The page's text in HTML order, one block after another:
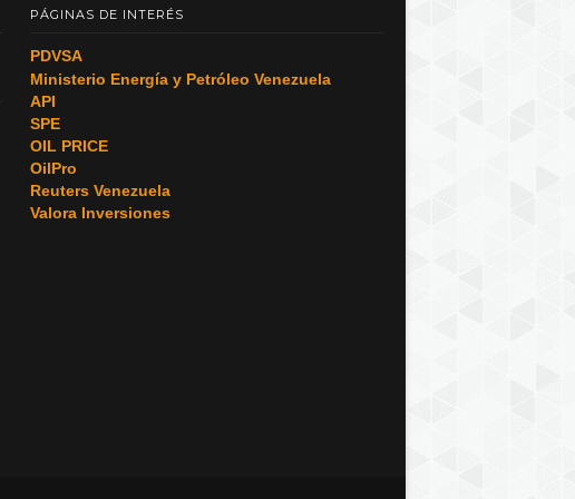
PÁGINAS DE INTERÉS
PDVSA
Ministerio Energía y Petróleo Venezuela
API
SPE
OIL PRICE
OilPro
Reuters Venezuela
Valora Inversiones